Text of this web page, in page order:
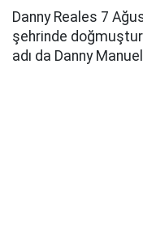
Danny Reales 7
şehrinde
adı da Danny